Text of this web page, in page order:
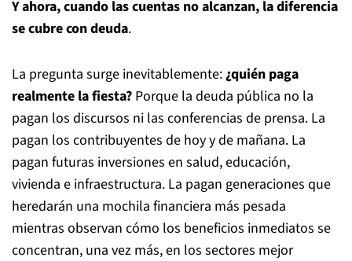
Y ahora, cuando las cuentas no alcanzan, la diferencia
se cubre con deuda.
La pregunta surge inevitablemente:¿quién paga
realmente la fiesta? Porque la deuda pública no la
pagan los discursos ni las conferencias de prensa. La
pagan los contribuyentes de hoy y de mañana. La
pagan futuras inversiones en salud, educación,
vivienda e infraestructura. La pagan generaciones que
heredarán una mochila financiera más pesada
mientras observan cómo los beneficios inmediatos se
concentran, una vez más, en los sectores mejor